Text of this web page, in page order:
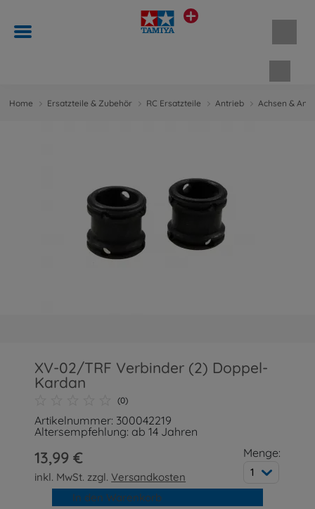
Home Ersatzteile & Zubehör RC Ersatzteile Antrieb Achsen &
XV-02/TRF Verbinder (2) Doppel-
Kardan
(0)
Artikelnummer: 300042219
Altersempfehlung: ab 14 Jahren
13,99 €
inkl. MwSt. zzgl.Versandkosten
Menge:
1
In den Warenkorb